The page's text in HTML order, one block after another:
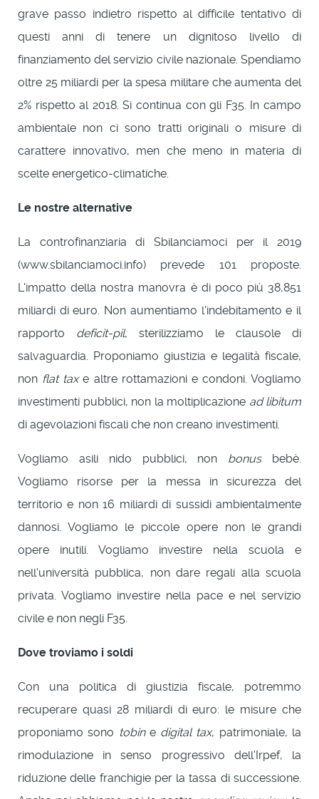
grave passo indietro rispetto al difficile tentativo di
questi anni di tenere un dignitoso livello di
finanziamento del servizio civile nazionale. Spendiamo
oltre 25 miliardi per la spesa militare che aumenta del
2% rispetto al 2018. Si continua con gli F35. In campo
ambientale non ci sono tratti originali o misure di
carattere innovativo, men che meno in materia di
scelte energetico-climatiche.
Le nostre alternative
La controfinanziaria di Sbilanciamoci per il 2019
(www.sbilanciamoci.info) prevede 101 proposte.
L'impatto della nostra manovra è di poco più 38,851
miliardi di euro. Non aumentiamo l'indebitamento e il
rapporto deficit-pil, sterilizziamo le clausole di
salvaguardia. Proponiamo giustizia e legalità fiscale,
non flat taxe altre rottamazioni e condoni. Vogliamo
investimenti pubblici, non la moltiplicazione ad libitum
di agevolazioni fiscali che non creano investimenti.
Vogliamo asili nido pubblici, non bonusbebè.
Vogliamo risorse per la messa in sicurezza del
territorio e non 16 miliardi di sussidi ambientalmente
dannosi. Vogliamo le piccole opere non le grandi
opere inutili. Vogliamo investire nella scuola e
nell'università pubblica, non dare regali alla scuola
privata. Vogliamo investire nella pace e nel servizio
civile e non negli F35.
Dove troviamo i soldi
Con una politica di giustizia fiscale, potremmo
recuperare quasi 28 miliardi di euro: le misure che
proponiamo sono tobine digital tax, patrimoniale, la
rimodulazione in senso progressivo dell'Irpef, la
riduzione delle franchigie per la tassa di successione.